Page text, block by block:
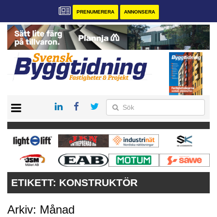
PRENUMERERA ANNONSERA
PRENUMERERA
VÅRA ANDRA MAGASIN
ANNONSERA
ETIKETT: KONSTRUKTÖR
Arkiv: Månad